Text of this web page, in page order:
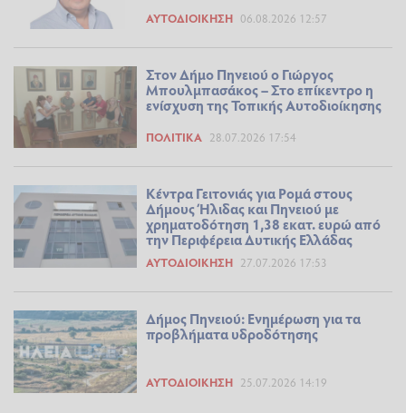
ΑΥΤΟΔΙΟΊΚΗΣΗ 06.08.2026 12:57
Στον Δήμο Πηνειού ο Γιώργος
Μπουλμπασάκος – Στο επίκεντρο η
ενίσχυση της Τοπικής Αυτοδιοίκησης
ΠΟΛΙΤΙΚΆ 28.07.2026 17:54
Κέντρα Γειτονιάς για Ρομά στους
Δήμους Ήλιδας και Πηνειού με
χρηματοδότηση 1,38 εκατ. ευρώ από
την Περιφέρεια Δυτικής Ελλάδας
ΑΥΤΟΔΙΟΊΚΗΣΗ 27.07.2026 17:53
Δήμος Πηνειού: Ενημέρωση για τα
προβλήματα υδροδότησης
ΑΥΤΟΔΙΟΊΚΗΣΗ 25.07.2026 14:19